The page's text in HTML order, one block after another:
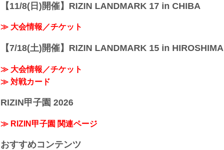
【11/8(日)開催】RIZIN LANDMARK 17 in CHIBA
≫ 大会情報／チケット
【7/18(土)開催】RIZIN LANDMARK 15 in HIROSHIMA
≫ 大会情報／チケット
≫ 対戦カード
RIZIN甲子園 2026
≫ RIZIN甲子園 関連ページ
おすすめコンテンツ